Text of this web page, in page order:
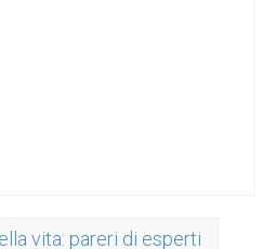
vita: pareri di esperti